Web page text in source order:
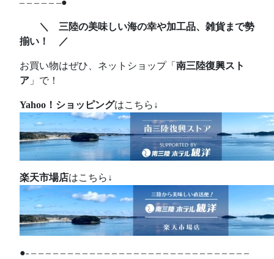
– – – – – –●
＼ 三陸の美味しい海の幸や加工品、雑貨まで勢
揃い！ ／
お買い物はぜひ、ネットショップ「 南三陸復興スト
ア 」で！
Yahoo！ショッピングはこちら↓
楽天市場店はこちら↓
●- – – – – – – – – – – – – – – – – – – – – – – – – – – – – – –